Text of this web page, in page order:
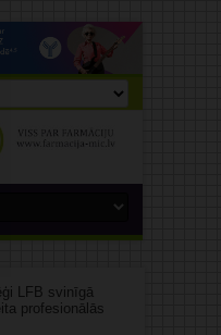
LFB svinīgā
profesionālās